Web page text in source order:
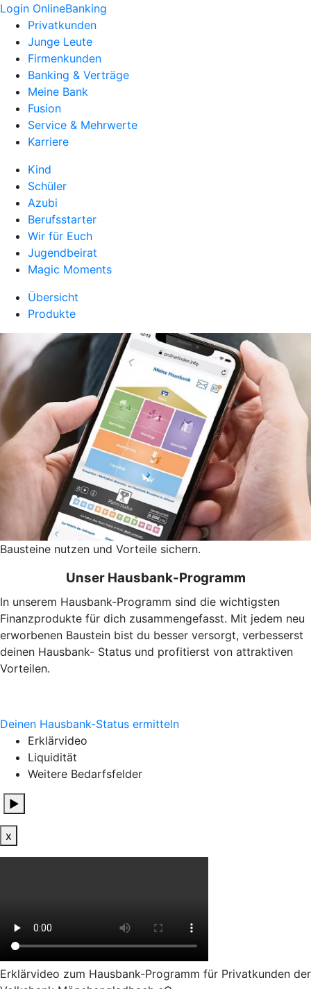
Login OnlineBanking
Privatkunden
Junge Leute
Firmenkunden
Banking & Verträge
Meine Bank
Fusion
Service & Mehrwerte
Karriere
Kind
Schüler
Azubi
Berufsstarter
Wir für Euch
Jugendbeirat
Magic Moments
Übersicht
Produkte
Bausteine nutzen und Vorteile sichern.
Unser Hausbank-Programm
In unserem Hausbank-Programm sind die wichtigsten
Finanzprodukte für dich zusammengefasst. Mit jedem neu
erworbenen Baustein bist du besser versorgt, verbesserst
deinen Hausbank- Status und profitierst von attraktiven
Vorteilen.
Deinen Hausbank-Status ermitteln
Erklärvideo
Liquidität
Weitere Bedarfsfelder
▶
x
Erklärvideo zum Hausbank-Programm für Privatkunden der